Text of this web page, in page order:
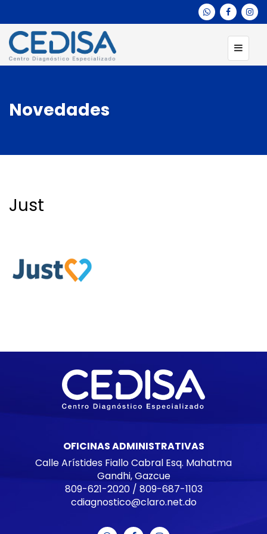
Novedades
Just
OFICINAS ADMINISTRATIVAS
Calle Arístides Fiallo Cabral Esq. Mahatma
Gandhi, Gazcue
809-621-2020/ 809-687-1103
cdiagnostico@claro.net.do